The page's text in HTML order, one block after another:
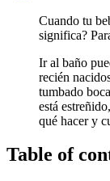
Cuando tu
significa?
Ir al baño
recién
tumbado
está
qué hacer y
Table of